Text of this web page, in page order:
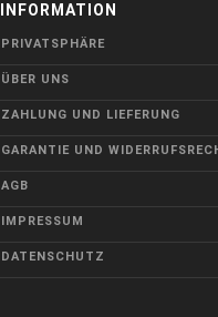
INFORMATION
PRIVATSPHÄRE
ÜBER UNS
ZAHLUNG UND LIEFERUNG
GARANTIE UND
AGB
IMPRESSUM
DATENSCHUTZ